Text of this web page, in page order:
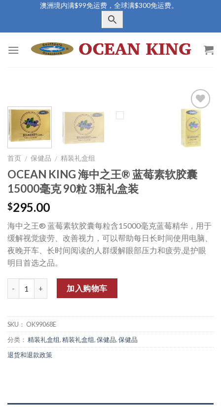
content
澳洲境内满$99免运费，全球满$300免运费。
Add to
Wishlist
首页 / 保健品 / 精装礼盒组
OCEAN KING 海中之王® 蓝莓素软胶囊
15000毫克 90粒 3瓶礼盒装
$295.00
海中之王® 蓝莓素软胶囊每粒含15000毫克蓝莓精华，用于
缓解视觉疲劳、改善视力，可以帮助每日长时间使用电脑、
夜晚开车、长时间阅读的人群缓解眼部压力和疲劳,是护眼
明目首选之品。
加入购物车
SKU： OK99068E
分类： 精装礼盒组,精装礼盒组,保健品,保健品
退货和退款政策